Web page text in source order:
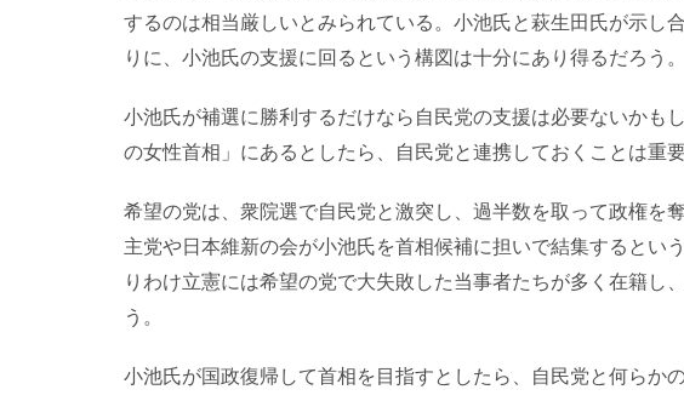
するのは相当厳しいとみられている。小池氏と萩生田氏が示し
りに、小池氏の支援に回るという構図は十分にあり得るだろう。
小池氏が補選に勝利するだけなら自民党の支援は必要ないかも
の女性首相」にあるとしたら、自民党と連携しておくことは重要
希望の党は、衆院選で自民党と激突し、過半数を取って政権を
主党や日本維新の会が小池氏を首相候補に担いで結集するとい
りわけ立憲には希望の党で大失敗した当事者たちが多く在籍し
う。
小池氏が国政復帰して首相を目指すとしたら、自民党と何らか